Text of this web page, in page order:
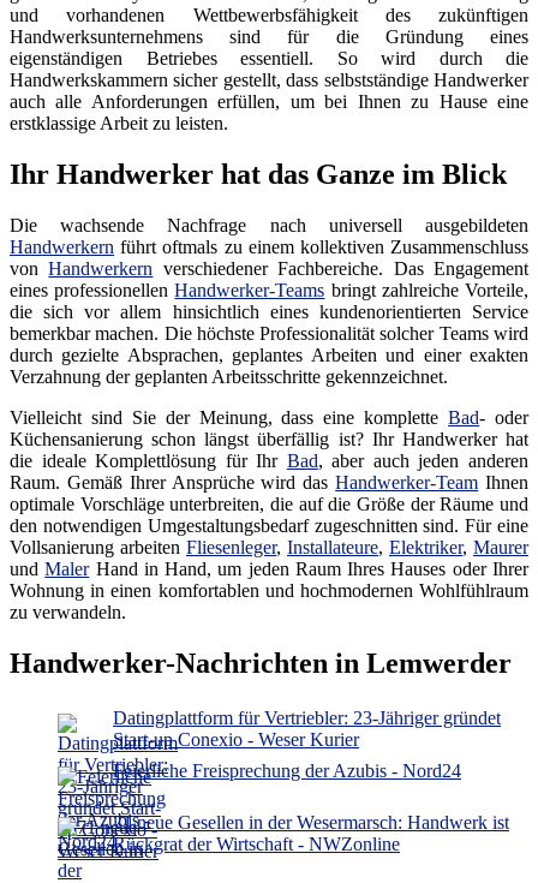
und vorhandenen Wettbewerbsfähigkeit des zukünftigen
Handwerksunternehmens sind für die Gründung eines
eigenständigen Betriebes essentiell. So wird durch die
Handwerkskammern sicher gestellt, dass selbstständige Handwerker
auch alle Anforderungen erfüllen, um bei Ihnen zu Hause eine
erstklassige Arbeit zu leisten.
Ihr Handwerker hat das Ganze im Blick
Die wachsende Nachfrage nach universell ausgebildeten
Handwerkern führt oftmals zu einem kollektiven Zusammenschluss
vonHandwerkern verschiedener Fachbereiche. Das Engagement
eines professionellenHandwerker-Teams bringt zahlreiche Vorteile,
die sich vor allem hinsichtlich eines kundenorientierten Service
bemerkbar machen. Die höchste Professionalität solcher Teams wird
durch gezielte Absprachen, geplantes Arbeiten und einer exakten
Verzahnung der geplanten Arbeitsschritte gekennzeichnet.
Vielleicht sind Sie der Meinung, dass eine kompletteBad- oder
Küchensanierung schon längst überfällig ist? Ihr Handwerker hat
die ideale Komplettlösung für Ihr Bad, aber auch jeden anderen
Raum. Gemäß Ihrer Ansprüche wird dasHandwerker-Team Ihnen
optimale Vorschläge unterbreiten, die auf die Größe der Räume und
den notwendigen Umgestaltungsbedarf zugeschnitten sind. Für eine
Vollsanierung arbeiten Fliesenleger, Installateure, Elektriker, Maurer
undMalerHand in Hand, um jeden Raum Ihres Hauses oder Ihrer
Wohnung in einen komfortablen und hochmodernen Wohlfühlraum
zu verwandeln.
Handwerker-Nachrichten in Lemwerder
Datingplattform für Vertriebler: 23-Jähriger gründet
Start-up Conexio - Weser Kurier
Feierliche Freisprechung der Azubis - Nord24
71 neue Gesellen in der Wesermarsch: Handwerk ist
Rückgrat der Wirtschaft - NWZonline